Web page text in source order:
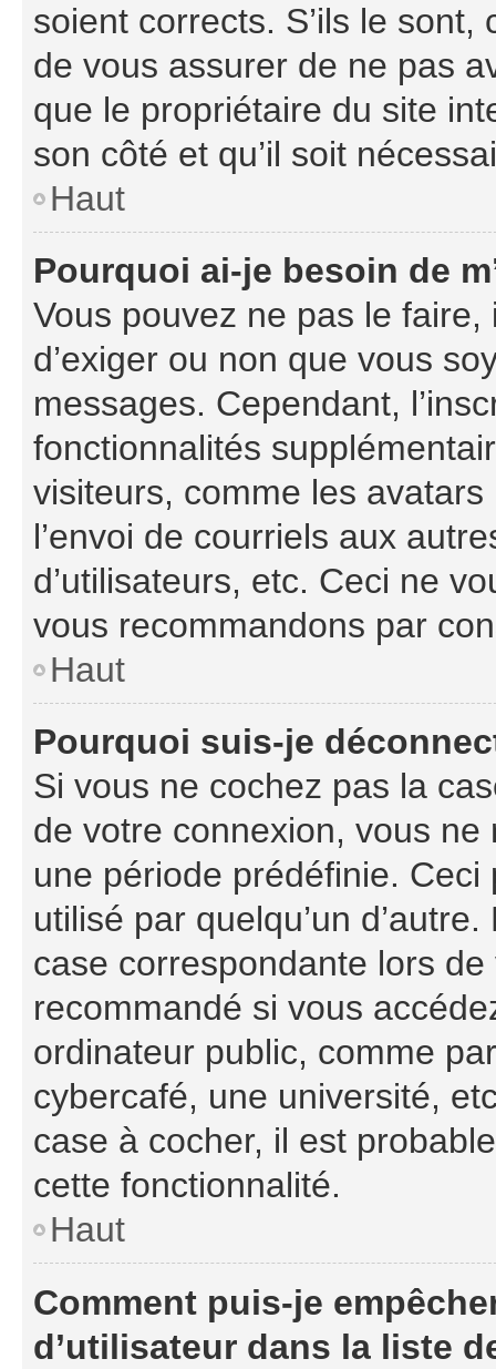
soient corrects. S’ils le
de vous assurer de ne pas
que le propriétaire du site
son côté et qu’il soit
Haut
Pourquoi ai-je besoin de
Vous pouvez ne pas le
d’exiger ou non que vous
messages. Cependant,
fonctionnalités
visiteurs, comme les
l’envoi de courriels aux
d’utilisateurs, etc. Ceci ne
vous recommandons par
Haut
Pourquoi suis-je
Si vous ne cochez pas la
de votre connexion, vous
une période prédéfinie. Ceci
utilisé par quelqu’un
case correspondante lors
recommandé si vous
ordinateur public, comme
cybercafé, une université,
case à cocher, il est
cette fonctionnalité.
Haut
Comment puis-je
d’utilisateur dans la liste